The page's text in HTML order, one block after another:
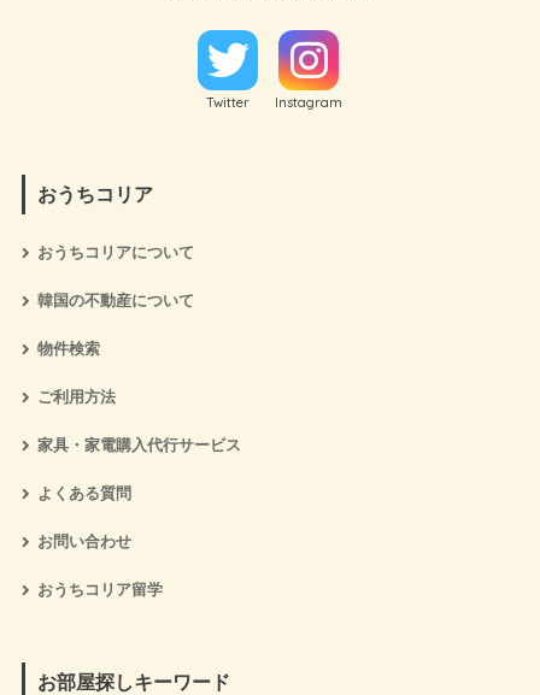
Twitter Instagram
おうちコリア
おうちコリアについて
韓国の不動産について
物件検索
ご利用方法
家具・家電購入代行サービス
よくある質問
お問い合わせ
おうちコリア留学
お部屋探しキーワード